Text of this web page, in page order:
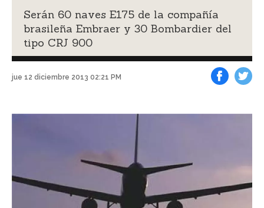
Serán 60 naves E175 de la compañía
brasileña Embraer y 30 Bombardier del
tipo CRJ 900
jue 12 diciembre 2013 02:21 PM